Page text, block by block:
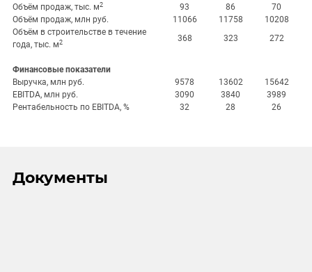
Объём продаж, тыс. м2 93 86
70
Объём продаж, млн руб.
11066 11758
10208
Объём в строительстве в течение
года, тыс. м2 368 323 272
Финансовые показатели
Выручка, млн руб.
9578 13602
15642
EBITDA, млн руб.
3090 3840
3989
Рентабельность по EBITDA, %
32 28 26
Документы